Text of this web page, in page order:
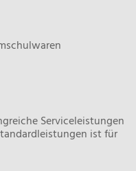
Serviceleistungen
ist für